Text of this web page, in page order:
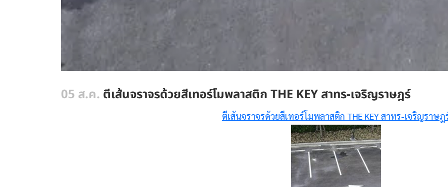
05 ส.ค. ตีเส้นจราจรด้วยสีเทอร์โมพลาสติก THE KEY สาทร-เจริญราษฎร์
ตีเส้นจราจรด้วยสีเทอร์โมพลาสติก THE KEY สาทร-เจริญราษฎ